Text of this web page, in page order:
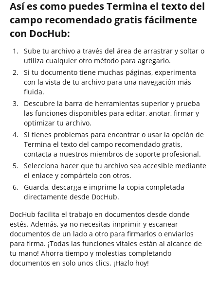
Así es como puedes Termina el texto del
campo recomendado gratis fácilmente
con DocHub:
Sube tu archivo a través del área de arrastrar y soltar o
utiliza cualquier otro método para agregarlo.
Si tu documento tiene muchas páginas, experimenta
con la vista de tu archivo para una navegación más
fluida.
Descubre la barra de herramientas superior y prueba
las funciones disponibles para editar, anotar, firmar y
optimizar tu archivo.
Si tienes problemas para encontrar o usar la opción de
Termina el texto del campo recomendado gratis,
contacta a nuestros miembros de soporte profesional.
Selecciona hacer que tu archivo sea accesible mediante
el enlace y compártelo con otros.
Guarda, descarga e imprime la copia completada
directamente desde DocHub.
DocHub facilita el trabajo en documentos desde donde
estés. Además, ya no necesitas imprimir y escanear
documentos de un lado a otro para firmarlos o enviarlos
para firma. ¡Todas las funciones vitales están al alcance de
tu mano! Ahorra tiempo y molestias completando
documentos en solo unos clics. ¡Hazlo hoy!